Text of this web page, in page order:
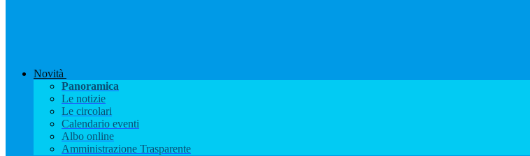
Novità
Panoramica
Le notizie
Le circolari
Calendario eventi
Albo online
Amministrazione Trasparente